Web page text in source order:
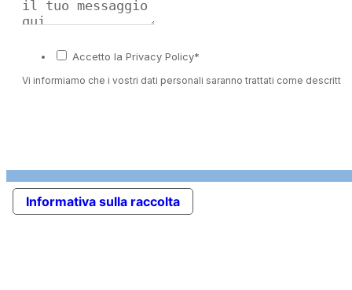
Accetto la Privacy Policy*
Vi informiamo che i vostri dati personali saranno trattati come descritto
Informativa sulla raccolta